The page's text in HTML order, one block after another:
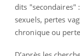
dits "secondaires"
sexuels, pertes
chronique ou